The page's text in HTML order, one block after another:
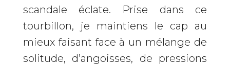
scandale éclate. Prise dans ce
tourbillon, je maintiens le cap au
mieux faisant face à un mélange de
solitude, d’angoisses, de pressions